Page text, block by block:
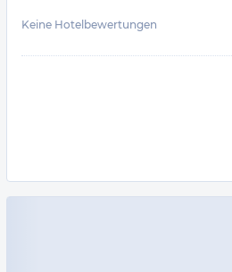
Keine Hotelbewertungen